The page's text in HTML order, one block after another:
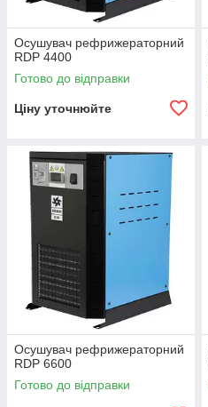
Осушувач рефрижераторний
RDP 4400
Готово до відправки
Ціну уточнюйте
Осушувач рефрижераторний
RDP 6600
Готово до відправки